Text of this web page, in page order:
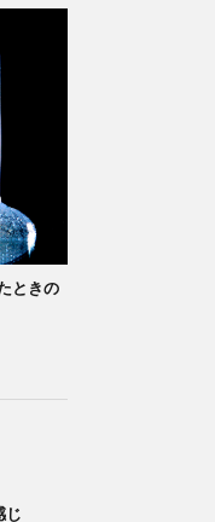
ときの
じ